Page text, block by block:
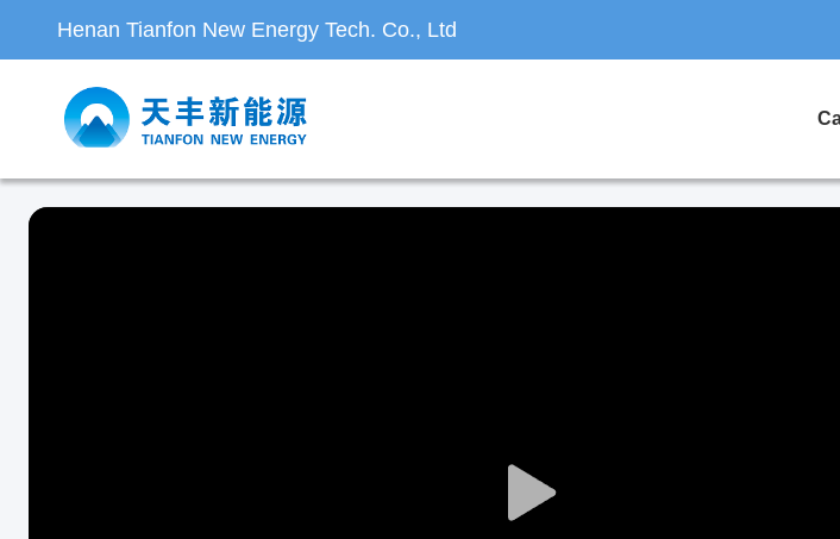
Henan Tianfon New Energy Tech. Co., Ltd